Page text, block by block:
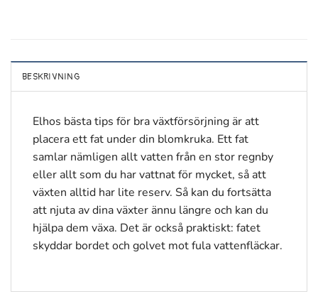
BESKRIVNING
Elhos bästa tips för bra växtförsörjning är att
placera ett fat under din blomkruka. Ett fat
samlar nämligen allt vatten från en stor regnby
eller allt som du har vattnat för mycket, så att
växten alltid har lite reserv. Så kan du fortsätta
att njuta av dina växter ännu längre och kan du
hjälpa dem växa. Det är också praktiskt: fatet
skyddar bordet och golvet mot fula vattenfläckar.